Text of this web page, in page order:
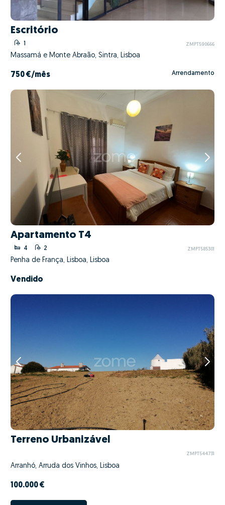
Escritório
1 ZMPT590666
Massamá e Monte Abraão, Sintra, Lisboa
750 €/mês Arrendamento
Apartamento T4
4 2 ZMPT585301
Penha de França, Lisboa, Lisboa
Vendido
Terreno Urbanizável
ZMPT544731
Arranhó, Arruda dos Vinhos, Lisboa
100.000 €